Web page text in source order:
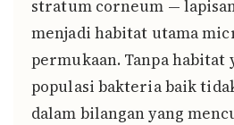
stratum corneum —
menjadi habitat utama
permukaan. Tanpa habitat
populasi bakteria baik
dalam bilangan yang